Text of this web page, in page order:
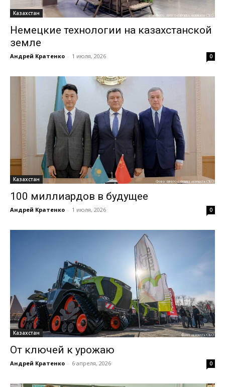
Казахстан
Немецкие технологии на казахстанской
земле
Андрей Кратенко - 1 июля, 2026 0
Казахстан
100 миллиардов в будущее
Андрей Кратенко - 1 июля, 2026 0
Казахстан
От ключей к урожаю
Андрей Кратенко - 6 апреля, 2026 0